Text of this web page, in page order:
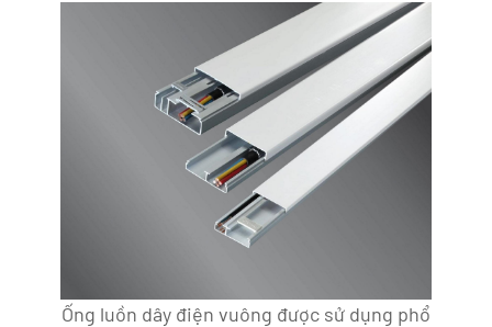
Ống luồn dây điện vuông được sử dụng phổ